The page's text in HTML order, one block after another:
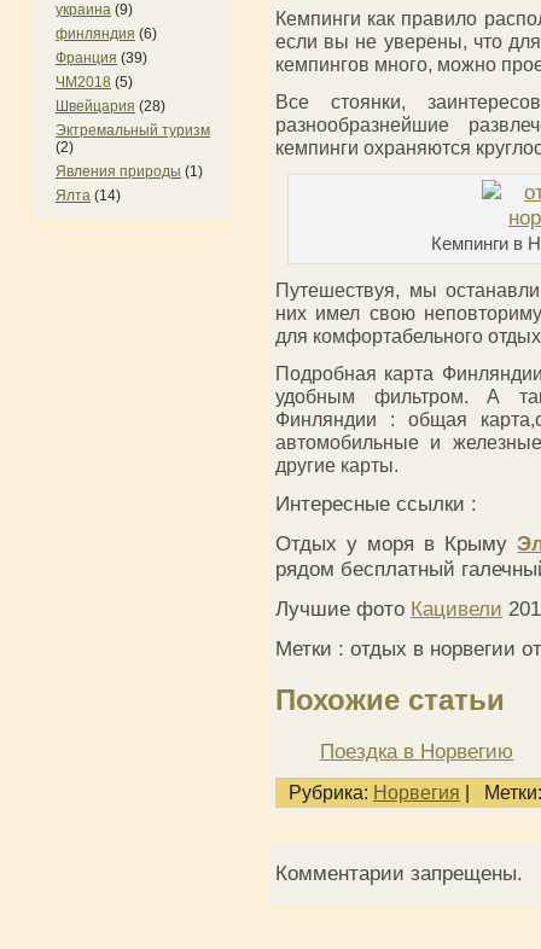
украина (9)
финляндия (6)
Франция (39)
ЧМ2018 (5)
Швейцария (28)
Эктремальный туризм
(2)
Явления природы (1)
Ялта (14)
Кемпинги как правило
если вы не уверены, что
кемпингов много, можно
Все стоянки,
разнообразнейшие
кемпинги охраняются
Кемпинги в
Путешествуя, мы
них имел свою
для комфортабельного
Подробная карта
удобным фильтром. А
Финляндии : общая
автомобильные и
другие карты.
Интересные ссылки :
Отдых у моря в Крыму
рядом бесплатный
Лучшие фото Кацивели
Метки : отдых в норвегии
Похожие статьи
Поездка в Норвегию
Рубрика: Норвегия |
Комментарии запрещены.